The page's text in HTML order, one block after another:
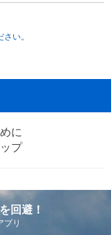
い。
に
プ
回避！
リ